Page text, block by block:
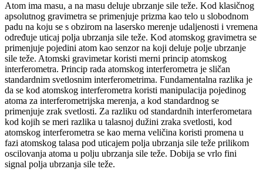
Atom ima masu, a na masu deluje ubrzanje sile teže. Kod klasičnog
apsolutnog gravimetra se primenjuje prizma kao telo u slobodnom
padu na koju se s obzirom na lasersko merenje udaljenosti i vremena
određuje uticaj polja ubrzanja sile teže. Kod atomskog gravimetra se
primenjuje pojedini atom kao senzor na koji deluje polje ubrzanje
sile teže. Atomski gravimetar koristi merni princip atomskog
interferometra. Princip rada atomskog interferometra je sličan
standardnim svetlosnim interferometrima. Fundamentalna razlika je
da se kod atomskog interferometra koristi manipulacija pojedinog
atoma za interferometrijska merenja, a kod standardnog se
primenjuje zrak svetlosti. Za razliku od standardnih interferometara
kod kojih se meri razlika u talasnoj dužini zraka svetlosti, kod
atomskog interferometra se kao merna veličina koristi promena u
fazi atomskog talasa pod uticajem polja ubrzanja sile teže prilikom
oscilovanja atoma u polju ubrzanja sile teže. Dobija se vrlo fini
signal polja ubrzanja sile teže.